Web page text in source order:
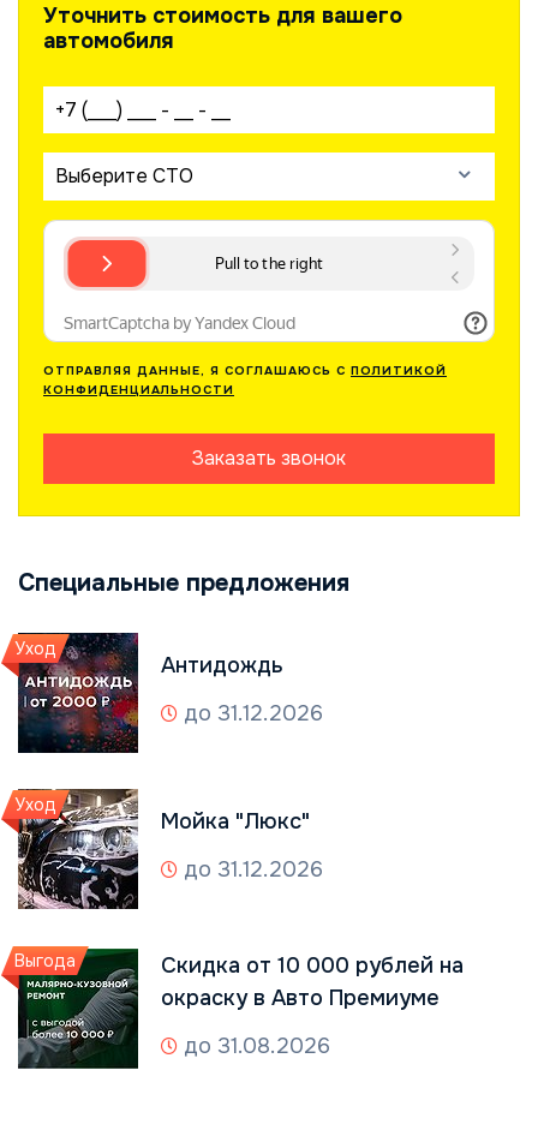
Уточнить стоимость для вашего
автомобиля
Ваш телефон:
Выберите СТО
ОТПРАВЛЯЯ ДАННЫЕ, Я СОГЛАШАЮСЬ С ПОЛИТИКОЙ
КОНФИДЕНЦИАЛЬНОСТИ
Заказать звонок
Специальные предложения
Уход
Антидождь
до 31.12.2026
Уход
Мойка "Люкс"
до 31.12.2026
Выгода
Скидка от 10 000 рублей на
окраску в Авто Премиуме
до 31.08.2026